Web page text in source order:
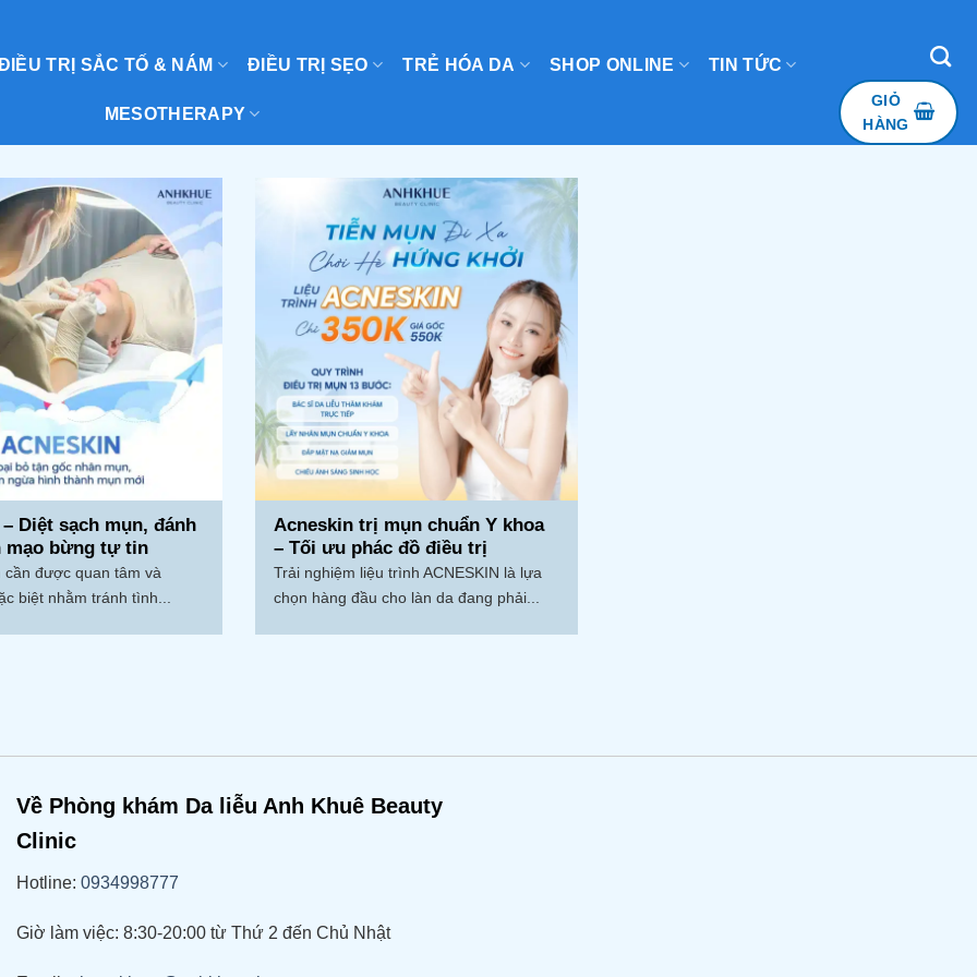
TRỊ SẮC TỐ & NÁM ĐIỀU TRỊ SẸO TRẺ HÓA DA SHOP ONLINE TIN TỨC
MESOTHERAPY
GIỎ
HÀNG
Diệt sạch mụn, đánh
mạo bừng tự tin
cần được quan tâm và
biệt nhằm tránh tình...
Acneskin trị mụn chuẩn Y khoa
– Tối ưu phác đồ điều trị
Trải nghiệm liệu trình ACNESKIN là lựa
chọn hàng đầu cho làn da đang phải...
Về Phòng khám Da liễu Anh Khuê Beauty
Clinic
Hotline: 0934998777
Giờ làm việc: 8:30-20:00 từ Thứ 2 đến Chủ Nhật